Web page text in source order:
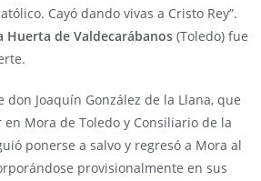
Cayó dando vivas a Cristo Rey”.
Huerta de Valdecarábanos (Toledo) fue
don Joaquín González de la Llana, que
Mora de Toledo y Consiliario de la
ponerse a salvo y regresó a Mora al
provisionalmente en sus